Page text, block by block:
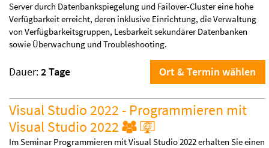
Server durch Datenbankspiegelung und Failover-Cluster eine hohe
Verfügbarkeit erreicht, deren inklusive Einrichtung, die Verwaltung
von Verfügbarkeitsgruppen, Lesbarkeit sekundärer Datenbanken
sowie Überwachung und Troubleshooting.
Dauer:2 Tage Ort & Termin wählen
Visual Studio 2022 - Programmieren mit
Visual Studio 2022
Im Seminar Programmieren mit Visual Studio 2022 erhalten Sie einen